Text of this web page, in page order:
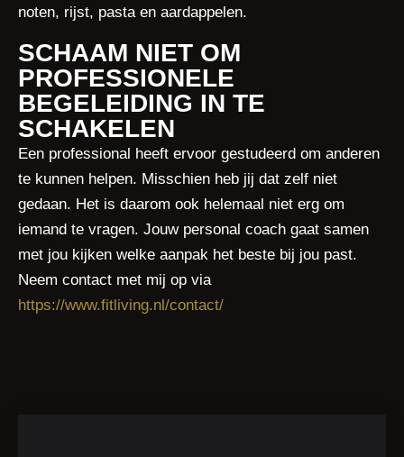
noten, rijst, pasta en aardappelen.
SCHAAM NIET OM
PROFESSIONELE
BEGELEIDING IN TE
SCHAKELEN
Een professional heeft ervoor gestudeerd om anderen
te kunnen helpen. Misschien heb jij dat zelf niet
gedaan. Het is daarom ook helemaal niet erg om
iemand te vragen. Jouw personal coach gaat samen
met jou kijken welke aanpak het beste bij jou past.
Neem contact met mij op via
https://www.fitliving.nl/contact/